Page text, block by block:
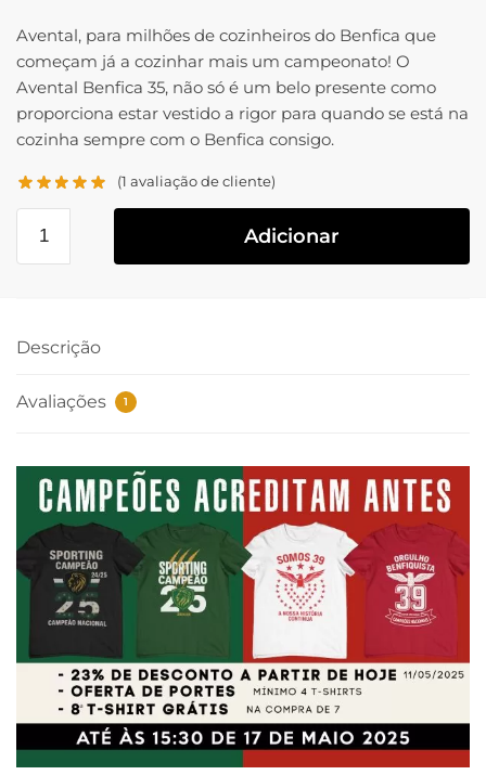
Avental, para milhões de cozinheiros do Benfica que
começam já a cozinhar mais um campeonato! O
Avental Benfica 35, não só é um belo presente como
proporciona estar vestido a rigor para quando se está na
cozinha sempre com o Benfica consigo.
(1 avaliação de cliente)
Adicionar
Descrição
Avaliações 1